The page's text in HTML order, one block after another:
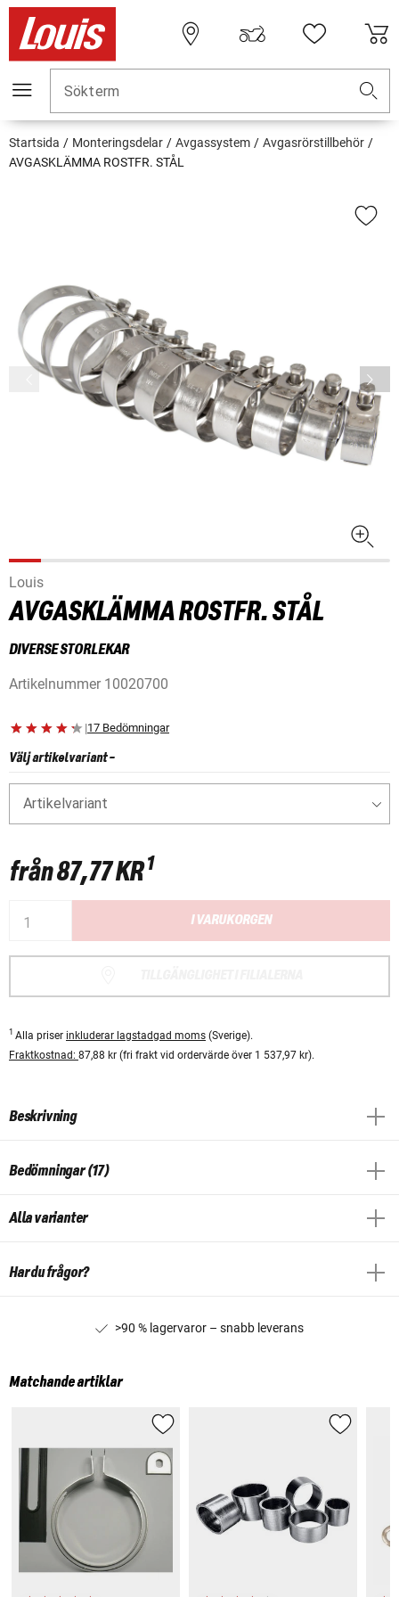
Sökterm
Startsida Monteringsdelar Avgassystem
Avgasrörstillbehör
AVGASKLÄMMA ROSTFR. STÅL
Louis
AVGASKLÄMMA ROSTFR. STÅL
DIVERSE STORLEKAR
Artikelnummer 10020700
|17 Bedömningar
Välj artikelvariant-
Artikelvariant
från87,77 KR1
I VARUKORGEN
1 Alla priser inkluderar lagstadgad moms (Sverige).
Fraktkostnad: 87,88 kr (fri frakt vid ordervärde över 1 537,97 kr).
Beskrivning
Bedömningar (17)
Alla varianter
Har du frågor?
>90 % lagervaror – snabb leverans
Matchande artiklar